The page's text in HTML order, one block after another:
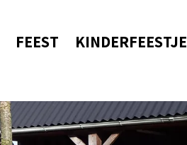
FEEST KINDERFEESTJE